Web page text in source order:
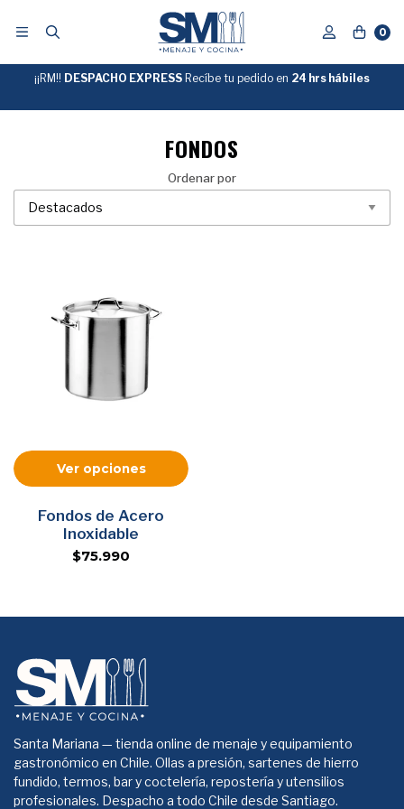
0
GRATIS
SOBRE
¡¡RM!! DESPACHO EXPRESS Recíbe tu pedido en 24 hrs hábiles
FONDOS
Ordenar por
Ver opciones
Fondos de Acero
Inoxidable
$75.990
Santa Mariana — tienda online de menaje y equipamiento
gastronómico en Chile. Ollas a presión, sartenes de hierro
fundido, termos, bar y coctelería, repostería y utensilios
profesionales. Despacho a todo Chile desde Santiago.